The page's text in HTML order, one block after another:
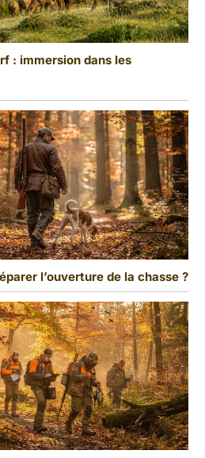
: immersion dans les
l’ouverture de la chasse ?